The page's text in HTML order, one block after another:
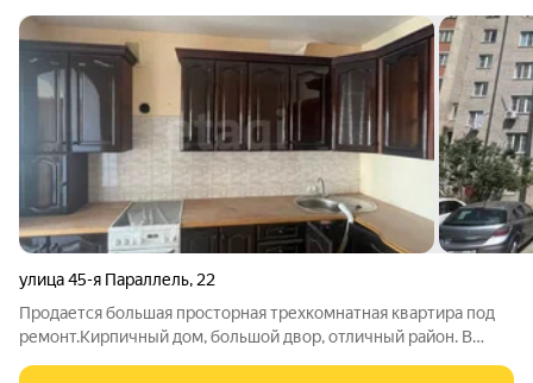
улица 45-я Параллель, 22
Продается большая просторная трехкомнатная квартира под
ремонт.Кирпичный дом, большой двор, отличный район. В